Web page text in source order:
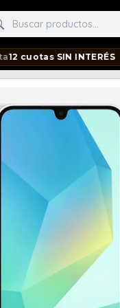
productos
SIN INTERÉS